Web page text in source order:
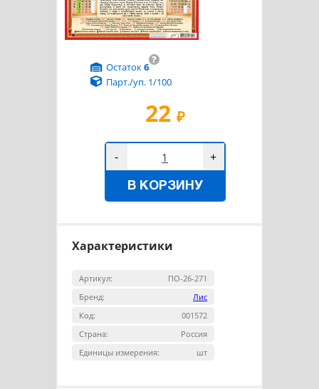
22 ₽
?
Остаток6
Парт./уп. 1/100
- +
В КОРЗИНУ
Характеристики
Артикул:
ПО-26-271
Бренд:
Лис
Код:
001572
Страна:
Россия
Единицы измерения:
шт